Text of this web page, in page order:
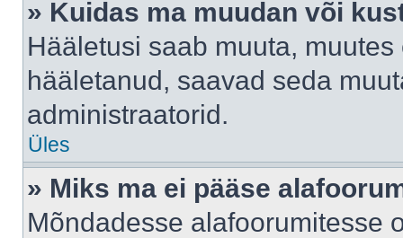
» Kuidas ma muudan või
Hääletusi saab muuta,
hääletanud, saavad seda
administraatorid.
Üles
» Miks ma ei pääse
Mõndadesse alafoorumitesse